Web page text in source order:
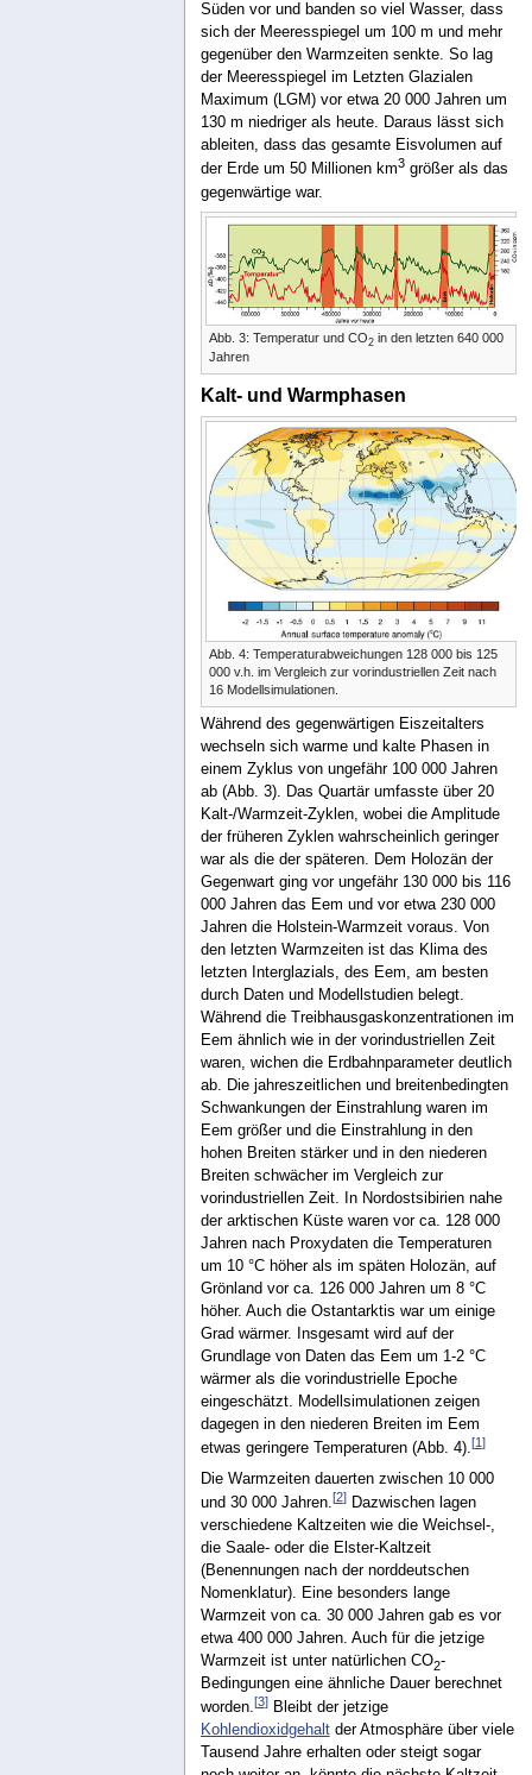
Süden vor und banden so viel Wasser, dass
sich der Meeresspiegel um 100 m und mehr
gegenüber den Warmzeiten senkte. So lag
der Meeresspiegel im Letzten Glazialen
Maximum (LGM) vor etwa 20 000 Jahren um
130 m niedriger als heute. Daraus lässt sich
ableiten, dass das gesamte Eisvolumen auf
der Erde um 50 Millionen km3größer als das
gegenwärtige war.
Abb. 3: Temperatur und CO2in den letzten 640 000
Jahren
Kalt- und Warmphasen
Abb. 4: Temperaturabweichungen 128 000 bis 125
000 v.h. im Vergleich zur vorindustriellen Zeit nach
16 Modellsimulationen.
Während des gegenwärtigen Eiszeitalters
wechseln sich warme und kalte Phasen in
einem Zyklus von ungefähr 100 000 Jahren
ab (Abb. 3). Das Quartär umfasste über 20
Kalt-/Warmzeit-Zyklen, wobei die Amplitude
der früheren Zyklen wahrscheinlich geringer
war als die der späteren. Dem Holozän der
Gegenwart ging vor ungefähr 130 000 bis 116
000 Jahren das Eem und vor etwa 230 000
Jahren die Holstein-Warmzeit voraus. Von
den letzten Warmzeiten ist das Klima des
letzten Interglazials, des Eem, am besten
durch Daten und Modellstudien belegt.
Während die Treibhausgaskonzentrationen im
Eem ähnlich wie in der vorindustriellen Zeit
waren, wichen die Erdbahnparameter deutlich
ab. Die jahreszeitlichen und breitenbedingten
Schwankungen der Einstrahlung waren im
Eem größer und die Einstrahlung in den
hohen Breiten stärker und in den niederen
Breiten schwächer im Vergleich zur
vorindustriellen Zeit. In Nordostsibirien nahe
der arktischen Küste waren vor ca. 128 000
Jahren nach Proxydaten die Temperaturen
um 10 °C höher als im späten Holozän, auf
Grönland vor ca. 126 000 Jahren um 8 °C
höher. Auch die Ostantarktis war um einige
Grad wärmer. Insgesamt wird auf der
Grundlage von Daten das Eem um 1-2 °C
wärmer als die vorindustrielle Epoche
eingeschätzt. Modellsimulationen zeigen
dagegen in den niederen Breiten im Eem
etwas geringere Temperaturen (Abb. 4).[1]
Die Warmzeiten dauerten zwischen 10 000
und 30 000 Jahren.[2]Dazwischen lagen
verschiedene Kaltzeiten wie die Weichsel-,
die Saale- oder die Elster-Kaltzeit
(Benennungen nach der norddeutschen
Nomenklatur). Eine besonders lange
Warmzeit von ca. 30 000 Jahren gab es vor
etwa 400 000 Jahren. Auch für die jetzige
Warmzeit ist unter natürlichen CO2-
Bedingungen eine ähnliche Dauer berechnet
worden.[3]Bleibt der jetzige
Kohlendioxidgehaltder Atmosphäre über viele
Tausend Jahre erhalten oder steigt sogar